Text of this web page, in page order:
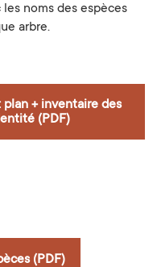
noms des espèces
arbre.
+ inventaire des
(PDF)
(PDF)